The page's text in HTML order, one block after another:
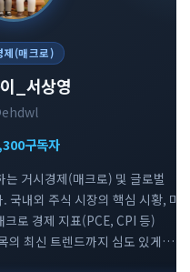
제(매크로)
_서상영
구독자
거시경제(매크로) 및 글로벌
국내외 주식 시장의 핵심 시황, 미
로 경제 지표(PCE, CPI 등)
의 최신 트렌드까지 심도 있게